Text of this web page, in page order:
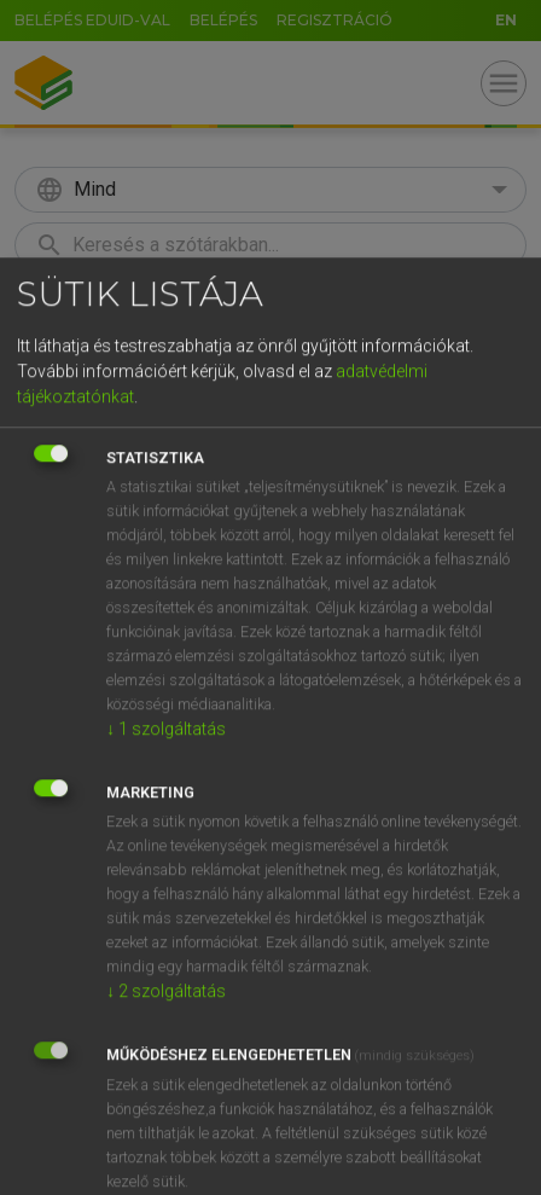
BELÉPÉS EDUID-VAL BELÉPÉS REGISZTRÁCIÓ EN
menu
language Mind
search
KERESÉS
Európai uniós terminológiai szótár
VAN ELŐFIZETÉSED?
Van előfizetésem a teljes szócikk megtekintéséhez.
BELÉPÉS
NINCS ELŐFIZETÉSED?
Nincs regisztrációm és előfizetésem. A szótár 2 órás,
díjmentes próbaverziójának elindításához regisztrálok és
belépek.
REGISZTRÁCIÓ
EURÓPAI UNIÓS TERMINOLÓGIAI SZÓTÁR
Kapcsolódó anyagok
SÜTIK LISTÁJA
Itt láthatja és testreszabhatja az önről gyűjtött információkat.
További információért kérjük, olvasd el az adatvédelmi
tájékoztatónkat.
STATISZTIKA
A statisztikai sütiket „teljesítménysütiknek” is nevezik. Ezek a
sütik információkat gyűjtenek a webhely használatának
módjáról, többek között arról, hogy milyen oldalakat keresett fel
és milyen linkekre kattintott. Ezek az információk a felhasználó
azonosítására nem használhatóak, mivel az adatok
összesítettek és anonimizáltak. Céljuk kizárólag a weboldal
funkcióinak javítása. Ezek közé tartoznak a harmadik féltől
származó elemzési szolgáltatásokhoz tartozó sütik; ilyen
elemzési szolgáltatások a látogatóelemzések, a hőtérképek és a
közösségi médiaanalitika.
↓ 1 szolgáltatás
MARKETING
Ezek a sütik nyomon követik a felhasználó online tevékenységét.
Az online tevékenységek megismerésével a hirdetők
relevánsabb reklámokat jeleníthetnek meg, és korlátozhatják,
hogy a felhasználó hány alkalommal láthat egy hirdetést. Ezek a
sütik más szervezetekkel és hirdetőkkel is megoszthatják
ezeket az információkat. Ezek állandó sütik, amelyek szinte
mindig egy harmadik féltől származnak.
↓ 2 szolgáltatás
MŰKÖDÉSHEZ ELENGEDHETETLEN (mindig szükséges)
Ezek a sütik elengedhetetlenek az oldalunkon történő
böngészéshez,a funkciók használatához, és a felhasználók
nem tilthatják le azokat. A feltétlenül szükséges sütik közé
tartoznak többek között a személyre szabott beállításokat
kezelő sütik.
GR
t z u i o p
g h j k l é á ű Ω
n m , . AltGr